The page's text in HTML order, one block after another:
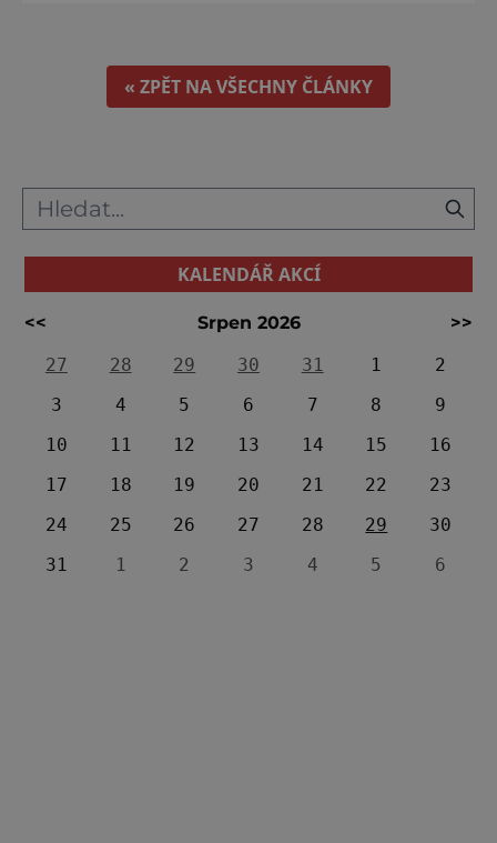
stavbou světa. Ovšem nejpůsobivější perlou
toho jména je ta, která se nachází v Chartres.
Městečko Chartres se
« ZPĚT NA VŠECHNY ČLÁNKY
KALENDÁŘ AKCÍ
<< Srpen 2026
>>
27
28 29 30 31 1
2
3
4 5 6 7 8
9
10
11 12 13 14 15
16
17
18 19 20 21 22
23
24
25 26 27 28 29
30
31
1 2 3 4 5 6